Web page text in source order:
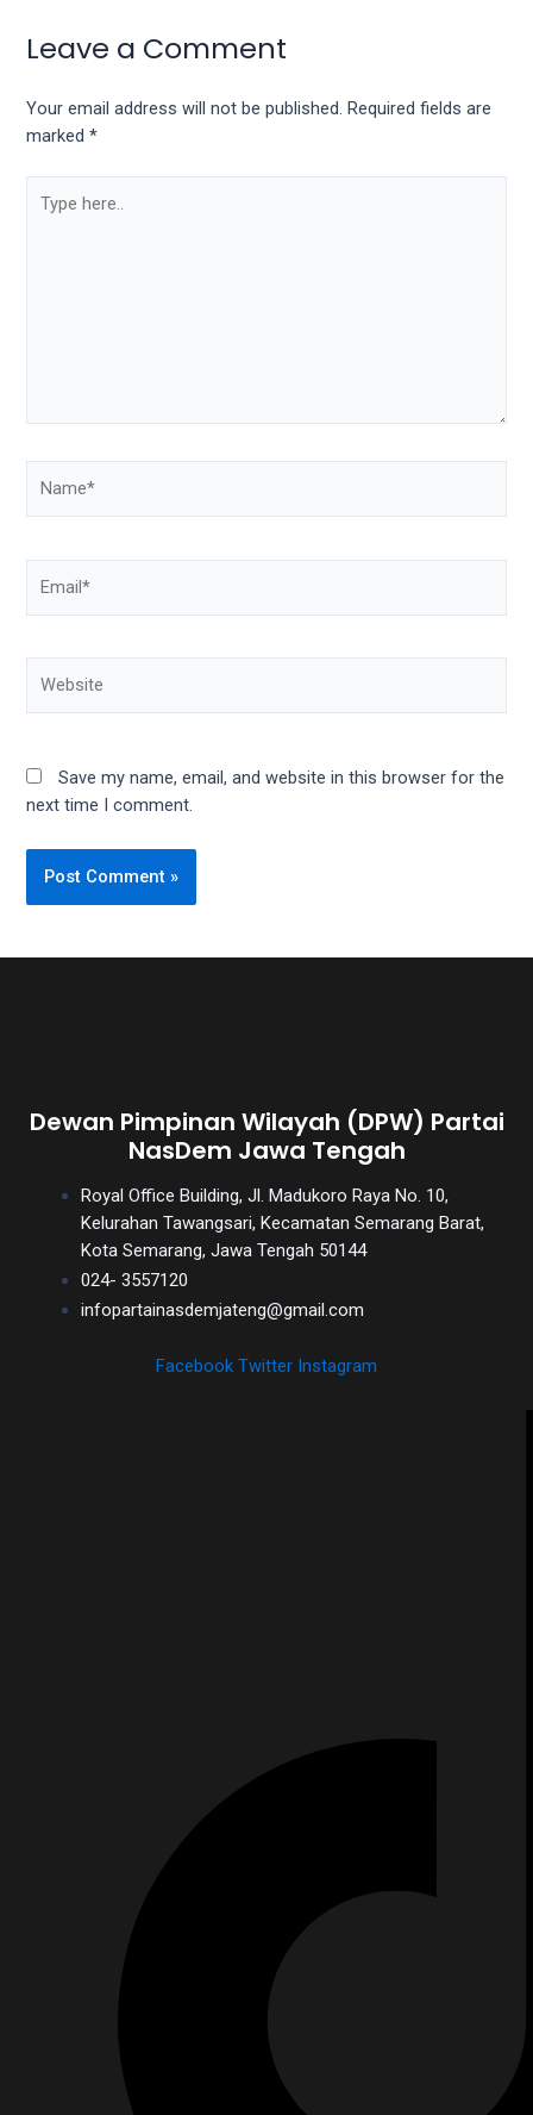
Leave a Comment
Your email address will not be published. Required fields are
marked*
here..
Save my name, email, and website in this browser for the
next time I comment.
Dewan Pimpinan Wilayah (DPW) Partai
NasDem Jawa Tengah
Royal Office Building, Jl. Madukoro Raya No. 10,
Kelurahan Tawangsari, Kecamatan Semarang Barat,
Kota Semarang, Jawa Tengah 50144
024- 3557120
infopartainasdemjateng@gmail.com
Facebook Twitter Instagram